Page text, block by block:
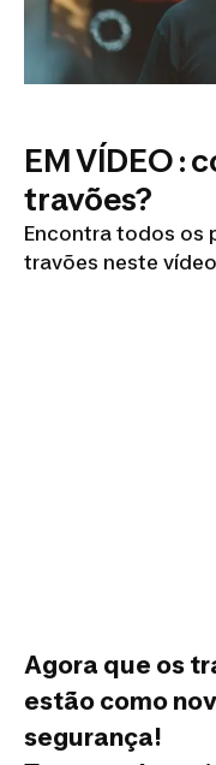
EM VÍDEO :
travões?
Encontra todos os
travões neste
Agora que os
estão como
segurança!